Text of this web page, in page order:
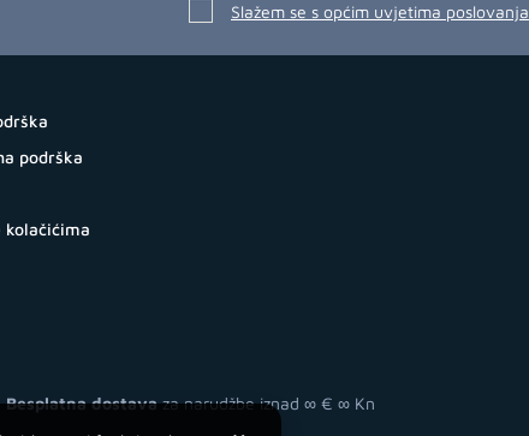
Slažem se s općim uvjetima poslovanja
podrška
kolačićima
Besplatna dostavaza narudžbe iznad ∞ € ∞ Kn